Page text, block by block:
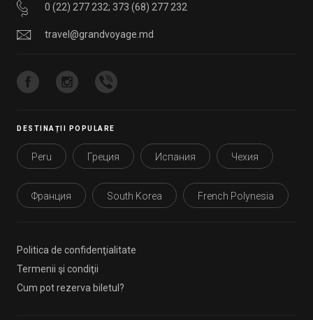
0 (22) 277 232; 373 (68) 277 232
travel@grandvoyage.md
DESTINAȚII POPULARE
Peru Греция Испания Чехия
Франция South Korea French Polynesia
Politica de confidenţialitate
Termenii şi condiţii
Cum pot rezerva biletul?